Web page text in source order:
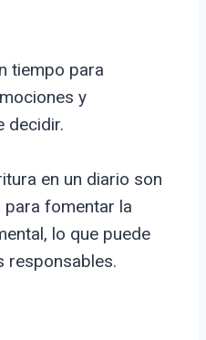
tiempo para
y
decidir.
en un diario son
fomentar la
lo que puede
responsables.